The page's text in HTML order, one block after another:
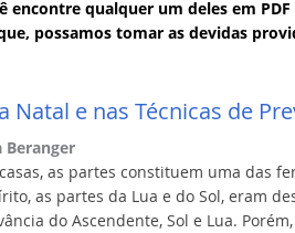
encontre qualquer um deles em
possamos tomar as devidas
e nas Técnicas de
Beranger
as partes constituem uma das
as partes da Lua e do Sol, eram
do Ascendente, Sol e Lua.